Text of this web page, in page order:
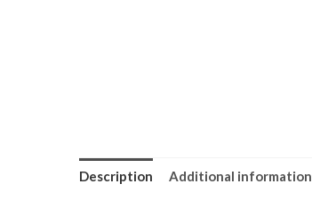
Description Additional information